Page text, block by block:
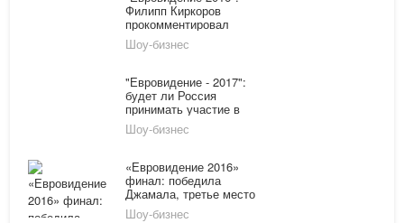
Филипп Киркоров
прокомментировал
результаты музыкального
конкурса
Шоу-бизнес
"Евровидение - 2017":
будет ли Россия
принимать участие в
конкурсе?
Шоу-бизнес
«Евровидение 2016»
финал: победила
Джамала, третье место
занял Лазарев
Шоу-бизнес